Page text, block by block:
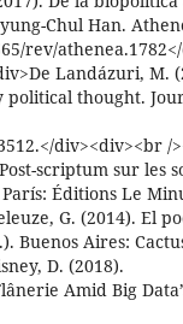
Chul Han.
rev/
Landázuri, M.
political thought.
div><div><br /
scriptum sur les
Éditions Le
G. (2014). El
Buenos Aires:
D. (2018).
Amid Big